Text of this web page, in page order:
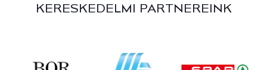
KERESKEDELMI PARTNEREINK